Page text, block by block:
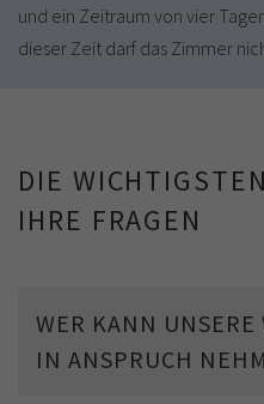
und ein Zeitraum von vier
dieser Zeit darf das Zimmer
DIE
IHRE FRAGEN
WER KANN
IN ANSPRUCH